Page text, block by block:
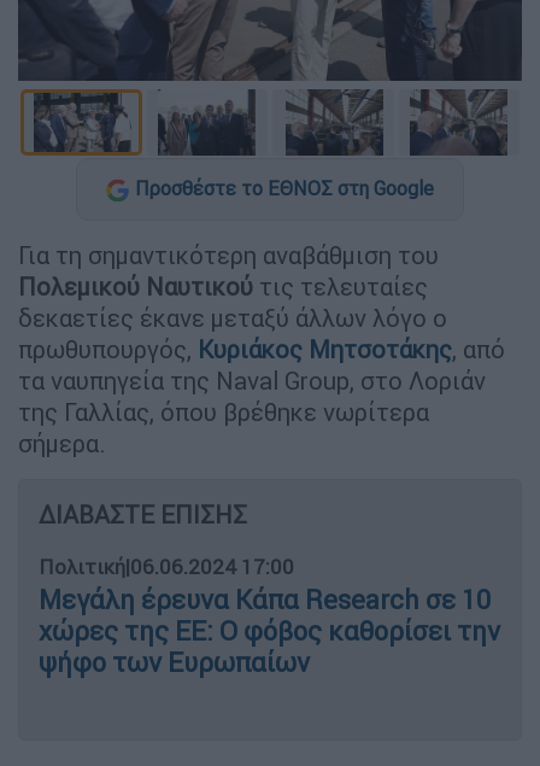
Προσθέστε το ΕΘΝΟΣ στη Google
Για τη σημαντικότερη αναβάθμιση του
Πολεμικού Ναυτικού τις τελευταίες
δεκαετίες έκανε μεταξύ άλλων λόγο ο
πρωθυπουργός, Κυριάκος Μητσοτάκης, από
τα ναυπηγεία της Naval Group, στο Λοριάν
της Γαλλίας, όπου βρέθηκε νωρίτερα
σήμερα.
ΔΙΑΒΑΣΤΕ ΕΠΙΣΗΣ
Πολιτική|06.06.2024 17:00
Μεγάλη έρευνα Κάπα Research σε 10
χώρες της ΕΕ: Ο φόβος καθορίσει την
ψήφο των Ευρωπαίων